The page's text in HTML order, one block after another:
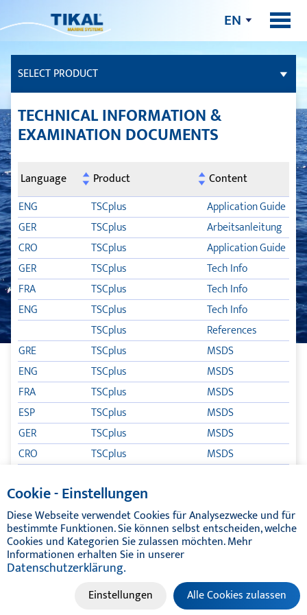
EN
SELECT PRODUCT
ADHESIVES AND SEALANTS
TEAK DECK
TSC
TLB FLEX
SYNTEAK ACTIVATOR
TEAK CLEANER
GUARANTEE
BOAT CARE
HP-MG LUBRICANTS
TIKAL TEF-GEL – ANTI-CORROSION
CATALOGUES
TECHNICAL INFORMATION &
EXAMINATION DOCUMENTS
Language Product
Content
ENG
TSCplus
Application Guide
GER
TSCplus
Arbeitsanleitung
CRO
TSCplus
Application Guide
GER
TSCplus
Tech Info
FRA
TSCplus
Tech Info
ENG
TSCplus
Tech Info
TSCplus
References
GRE
TSCplus
MSDS
ENG
TSCplus
MSDS
FRA
TSCplus
MSDS
ESP
TSCplus
MSDS
GER
TSCplus
MSDS
CRO
TSCplus
MSDS
© TIKAL MARINE SYSTEMS 2024 | ALL RIGHTS RESERVED
Cookie - Einstellungen
Diese Webseite verwendet Cookies für Analysezwecke und für
bestimmte Funktionen. Sie können selbst entscheiden, welche
Cookies und Kategorien Sie zulassen möchten. Mehr
Informationen erhalten Sie in unserer
Datenschutzerklärung.
Einstellungen Alle Cookies zulassen